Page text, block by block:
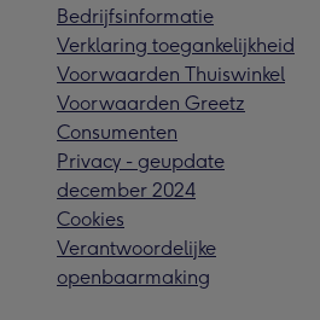
Bedrijfsinformatie
Verklaring toegankelijkheid
Voorwaarden Thuiswinkel
Voorwaarden Greetz
Consumenten
Privacy - geupdate
december 2024
Cookies
Verantwoordelijke
openbaarmaking